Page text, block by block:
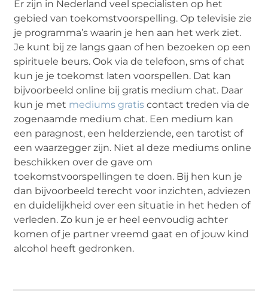
Er zijn in Nederland veel specialisten op het
gebied van toekomstvoorspelling. Op televisie zie
je programma’s waarin je hen aan het werk ziet.
Je kunt bij ze langs gaan of hen bezoeken op een
spirituele beurs. Ook via de telefoon, sms of chat
kun je je toekomst laten voorspellen. Dat kan
bijvoorbeeld online bij gratis medium chat. Daar
kun je met mediums gratis contact treden via de
zogenaamde medium chat. Een medium kan
een paragnost, een helderziende, een tarotist of
een waarzegger zijn. Niet al deze mediums online
beschikken over de gave om
toekomstvoorspellingen te doen. Bij hen kun je
dan bijvoorbeeld terecht voor inzichten, adviezen
en duidelijkheid over een situatie in het heden of
verleden. Zo kun je er heel eenvoudig achter
komen of je partner vreemd gaat en of jouw kind
alcohol heeft gedronken.